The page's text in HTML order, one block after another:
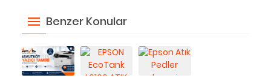
Benzer Konular